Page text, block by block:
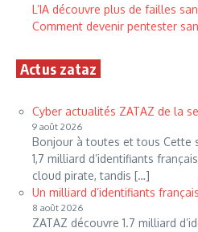
L’IA découvre plus de failles
Comment devenir pentester
Actus zataz
Cyber actualités ZATAZ de la
9 août 2026
Bonjour à toutes et tous Cette
1,7 milliard d’identifiants
cloud pirate, tandis […]
Un milliard d’identifiants
8 août 2026
ZATAZ découvre 1.7 milliard